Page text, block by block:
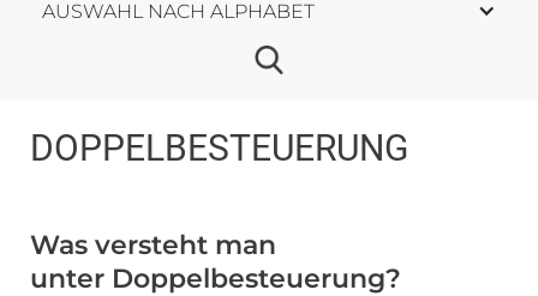
AUSWAHL NACH ALPHABET
DOPPELBESTEUERUNG
Was versteht man
unter Doppelbesteuerung?